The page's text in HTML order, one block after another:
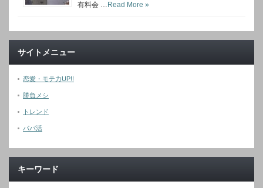
有料会 … Read More »
サイトメニュー
恋愛・モテ力UP!!
勝負メシ
トレンド
パパ活
キーワード